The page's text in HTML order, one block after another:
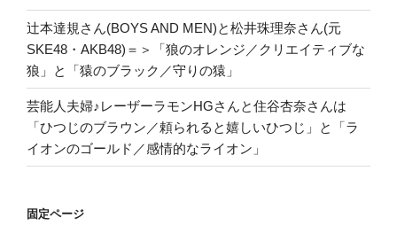
辻本達規さん(BOYS AND MEN)と松井珠理奈さん(元
SKE48・AKB48)＝＞「狼のオレンジ／クリエイティブな
狼」と「猿のブラック／守りの猿」
芸能人夫婦♪レーザーラモンHGさんと住谷杏奈さんは
「ひつじのブラウン／頼られると嬉しいひつじ」と「ラ
イオンのゴールド／感情的なライオン」
固定ページ